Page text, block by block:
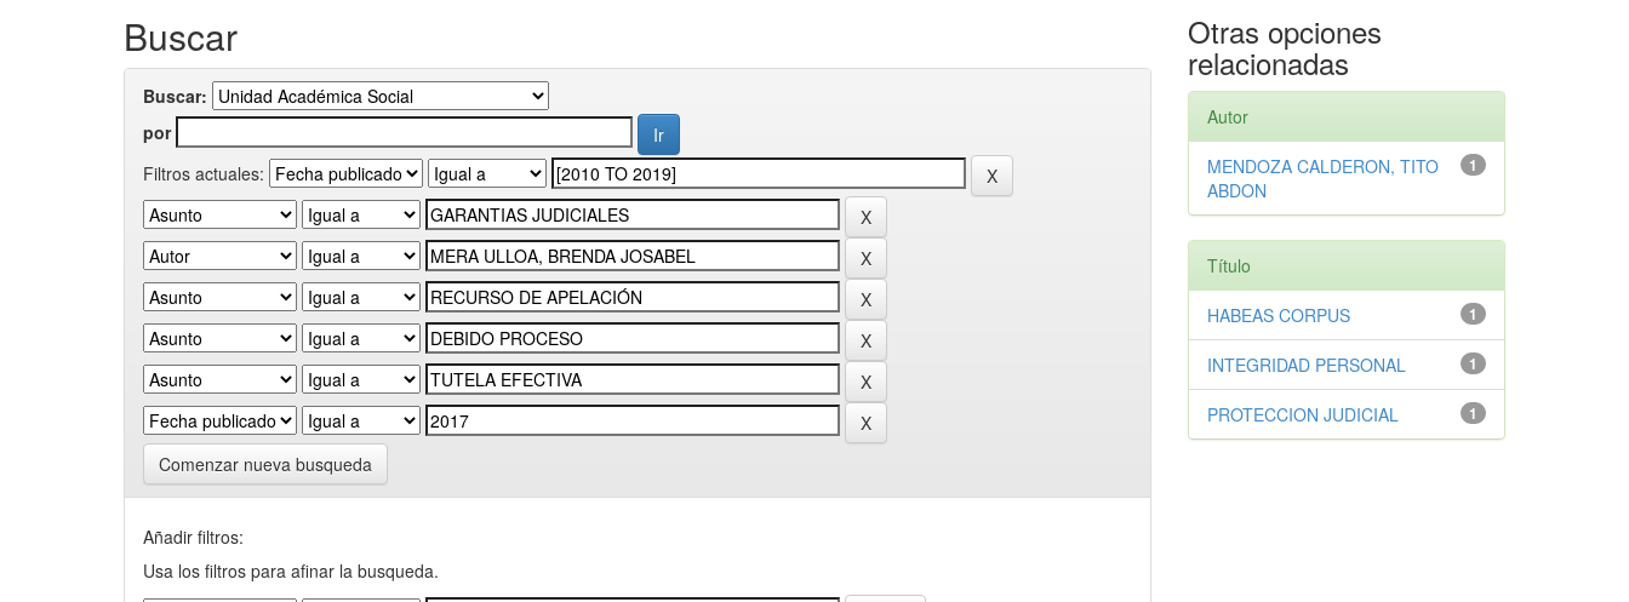
Buscar
Buscar:
por
Filtros actuales:
Comenzar nueva busqueda
Añadir filtros:
Usa los filtros para afinar la busqueda.
Otras opciones
relacionadas
Autor
1
MENDOZA CALDERON, TITO
ABDON
Título
1
HABEAS CORPUS
1
INTEGRIDAD PERSONAL
1
PROTECCION JUDICIAL